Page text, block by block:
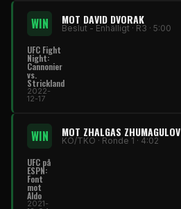
WIN MOT DAVID DVORAK
Beslut - Enhälligt · R3 · 5:00
UFC Fight
Night:
Cannonier
vs.
Strickland
2022-
12-17
WIN MOT ZHALGAS ZHUMAGULOV
KO/TKO · Ronde 1 · 4:02
UFC på
ESPN:
Font
mot
Aldo
2021-